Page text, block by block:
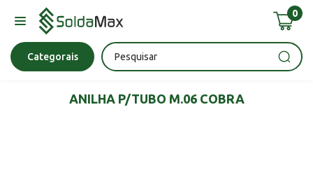
0
Categorais
Bateria Chave Impacto Esmerilhadeira
ANILHA P/TUBO M.06 COBRA